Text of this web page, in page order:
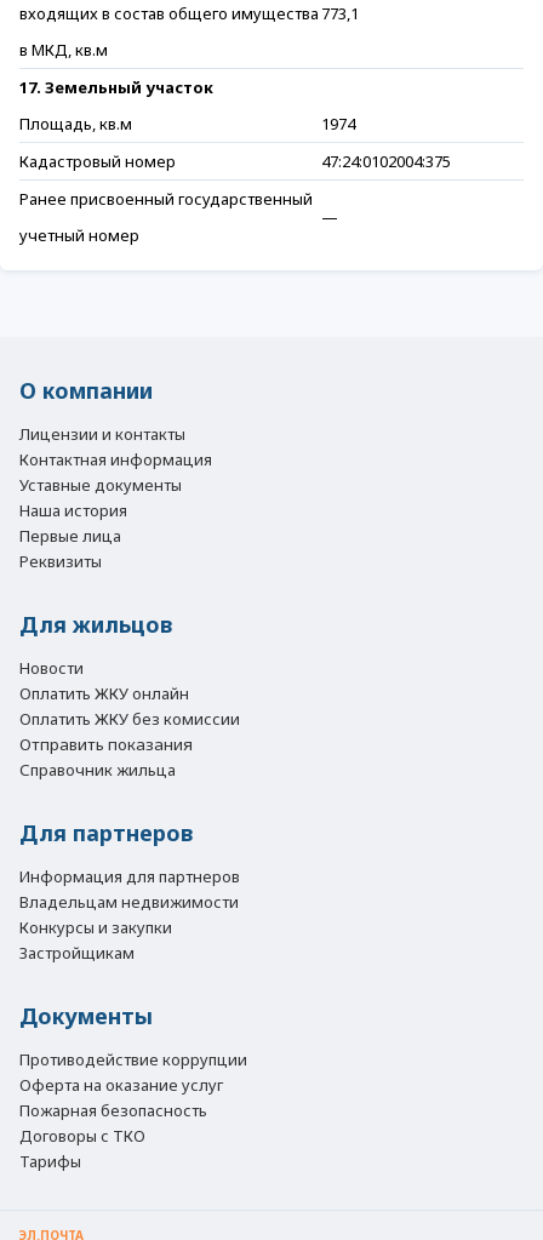
входящих в состав общего имущества
в МКД, кв.м
773,1
17. Земельный участок
Площадь, кв.м
1974
Кадастровый номер
47:24:0102004:375
Ранее присвоенный государственный
учетный номер
—
О компании
Лицензии и контакты
Контактная информация
Уставные документы
Наша история
Первые лица
Реквизиты
Для жильцов
Новости
Оплатить ЖКУ онлайн
Оплатить ЖКУ без комиссии
Отправить показания
Справочник жильца
Для партнеров
Информация для партнеров
Владельцам недвижимости
Конкурсы и закупки
Застройщикам
Документы
Противодействие коррупции
Оферта на оказание услуг
Пожарная безопасность
Договоры с ТКО
Тарифы
ЭЛ.ПОЧТА